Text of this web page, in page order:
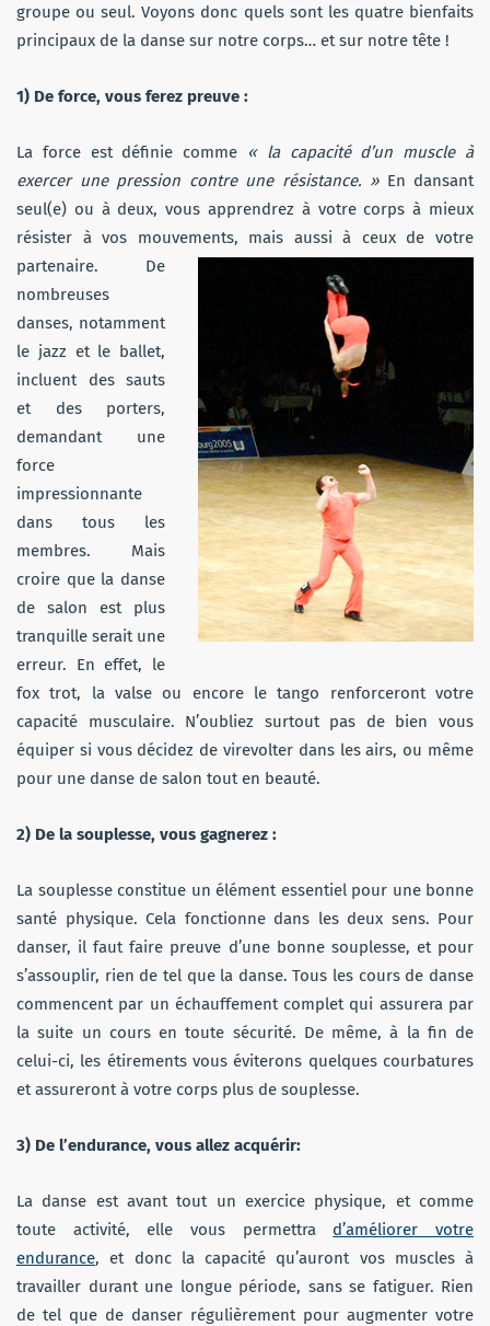
groupe ou seul. Voyons donc quels sont les quatre bienfaits
principaux de la danse sur notre corps… et sur notre tête !
1) De force, vous ferez preuve :
La force est définie comme
« la capacité d’un muscle à
exercer une pression contre une résistance. »En dansant
seul(e) ou à deux, vous apprendrez à votre corps à mieux
résister à vos mouvements, mais aussi à ceux de votre
partenaire. De
nombreuses
danses, notamment
le jazz et le ballet,
incluent des sauts
et des porters,
demandant une
force
impressionnante
dans tous les
membres. Mais
croire que la danse
de salon est plus
tranquille serait une
erreur. En effet, le
fox trot, la valse ou encore le tango renforceront votre
capacité musculaire. N’oubliez surtout pas de bien vous
équiper si vous décidez de virevolter dans les airs, ou même
pour une danse de salon tout en beauté.
2) De la souplesse, vous gagnerez :
La souplesse constitue un élément essentiel pour une bonne
santé physique. Cela fonctionne dans les deux sens. Pour
danser, il faut faire preuve d’une bonne souplesse, et pour
s’assouplir, rien de tel que la danse. Tous les cours de danse
commencent par un échauffement complet qui assurera par
la suite un cours en toute sécurité. De même, à la fin de
celui-ci, les étirements vous éviterons quelques courbatures
et assureront à votre corps plus de souplesse.
3) De l’endurance, vous allez acquérir:
La danse est avant tout un exercice physique, et comme
toute activité, elle vous permettra d’améliorer votre
endurance, et donc la capacité qu’auront vos muscles à
travailler durant une longue période, sans se fatiguer. Rien
de tel que de danser régulièrement pour augmenter votre